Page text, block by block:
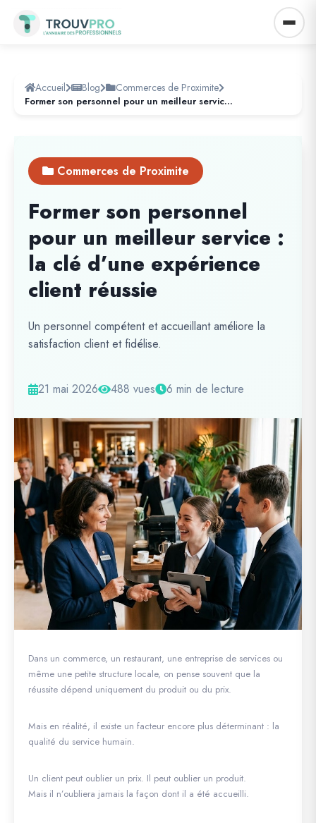
Accueil Blog Commerces de Proximite
Former son personnel pour un meilleur service : la clé d’une expérience client réussie
Commerces de Proximite
Former son personnel
pour un meilleur service :
la clé d’une expérience
client réussie
Un personnel compétent et accueillant améliore la
satisfaction client et fidélise.
21 mai 2026 488 vues 6 min de lecture
Dans un commerce, un restaurant, une entreprise de services ou
même une petite structure locale, on pense souvent que la
réussite dépend uniquement du produit ou du prix.
Mais en réalité, il existe un facteur encore plus déterminant : la
qualité du service humain.
Un client peut oublier un prix. Il peut oublier un produit.
Mais il n’oubliera jamais la façon dont il a été accueilli.